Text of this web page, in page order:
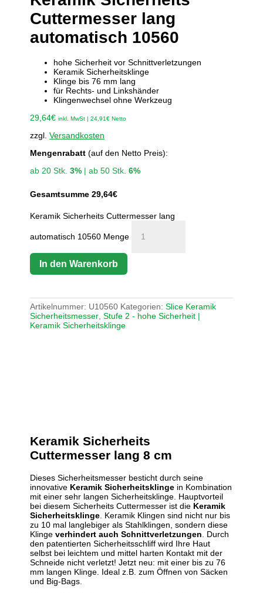
Cuttermesser lang
automatisch 10560
hohe Sicherheit vor Schnittverletzungen
Keramik Sicherheitsklinge
Klinge bis 76 mm lang
für Rechts- und Linkshänder
Klingenwechsel ohne Werkzeug
29,64€ inkl. MwSt |24,91€ Netto
zzgl.Versandkosten
Mengenrabatt (auf den Netto Preis):
ab 20 Stk.3% | ab 50 Stk.6%
Gesamtsumme 29,64€
Keramik Sicherheits Cuttermesser lang
automatisch 10560 Menge
In den Warenkorb
Artikelnummer: U10560 Kategorien:Slice Keramik
Sicherheitsmesser ,Stufe 2 - hohe Sicherheit |
Keramik Sicherheitsklinge
Keramik Sicherheits
Cuttermesser lang 8 cm
Dieses Sicherheitsmesser besticht durch seine
innovative Keramik Sicherheitsklinge in Kombination
mit einer sehr langen Sicherheitsklinge. Hauptvorteil
bei diesem Sicherheits Cuttermesser ist die Keramik
Sicherheitsklinge . Keramik Klingen sind nicht nur bis
zu 10 mal langlebiger als Stahlklingen, sondern diese
Klingeverhindert auch Schnittverletzungen . Durch
den patentierten Sicherheitsschliff wird Ihre Haut
selbst bei leichtem und mittel harten Kontakt mit der
Schneide nicht verletzt! Jetzt neu: mit einer bis zu 76
mm langen Klinge. Ideal z.B. zum Öffnen von Säcken
und Big-Bags.